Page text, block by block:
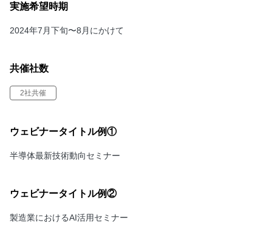
実施希望時期
2024年7月下旬〜8月にかけて
共催社数
2社共催
ウェビナータイトル例①
半導体最新技術動向セミナー
ウェビナータイトル例②
製造業におけるAI活用セミナー